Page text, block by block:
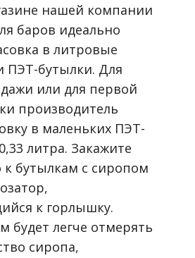
нашей компании
баров идеально
в литровые
ПЭТ-бутылки. Для
или для первой
производитель
в маленьких ПЭТ-
литра. Закажите
к бутылкам с сиропом
к горлышку.
будет легче отмерять
сиропа,